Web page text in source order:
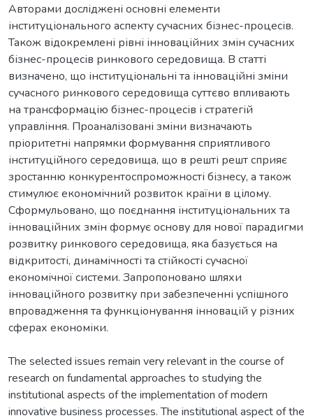
Авторами досліджені основні елементи
інституціонального аспекту сучасних бізнес-процесів.
Також відокремлені рівні інноваційних змін сучасних
бізнес-процесів ринкового середовища. В статті
визначено, що інституціональні та інноваційні зміни
сучасного ринкового середовища суттєво впливають
на трансформацію бізнес-процесів і стратегій
управління. Проаналізовані зміни визначають
пріоритетні напрямки формування сприятливого
інституційного середовища, що в решті решт сприяє
зростанню конкурентоспроможності бізнесу, а також
стимулює економічний розвиток країни в цілому.
Сформульовано, що поєднання інституціональних та
інноваційних змін формує основу для нової парадигми
розвитку ринкового середовища, яка базується на
відкритості, динамічності та стійкості сучасної
економічної системи. Запропоновано шляхи
інноваційного розвитку при забезпеченні успішного
впровадження та функціонування інновацій у різних
сферах економіки.
The selected issues remain very relevant in the course of
research on fundamental approaches to studying the
institutional aspects of the implementation of modern
innovative business processes. The institutional aspect of the